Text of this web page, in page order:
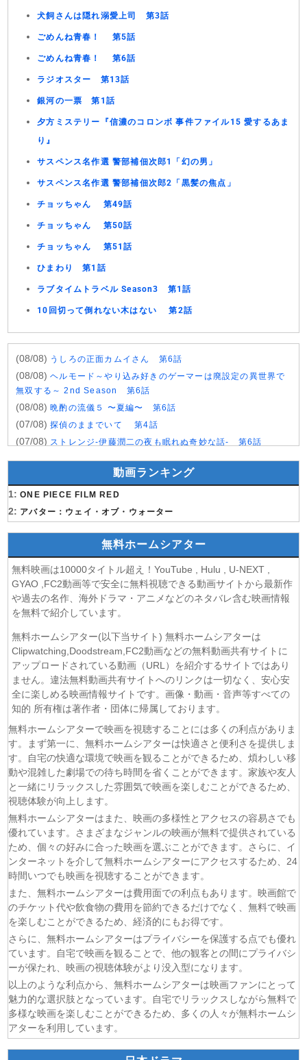
犬飼さんは隠れ溺愛上司 第3話
ごめんね青春！ 第5話
ごめんね青春！ 第6話
ラジオスター 第13話
銀河の一票 第1話
夕方ミステリー『信濃のコロンボ 事件ファイル15 愛するあま
り』
サスペンス名作選 警部補佃次郎1「幻の男」
サスペンス名作選 警部補佃次郎2「黒髪の焦点」
チョッちゃん 第49話
チョッちゃん 第50話
チョッちゃん 第51話
ひまわり 第1話
ラブタイムトラベル Season3 第1話
10回切って倒れない木はない 第2話
(08/08) うしろの正面カムイさん 第6話
(08/08)ヘルモード～やり込み好きのゲーマーは廃設定の異世界で
無双する～ 2nd Season 第6話
(08/08)晩酌の流儀５ 〜夏編〜 第6話
(07/08)探偵のままでいて 第4話
(07/08) ストレンジ-伊藤潤二の夜も眠れぬ奇妙な話- 第6話
(07/08)逃げ上手の若君 第二期 第4話
神の雫 第18話
(07/08)うちの弟どもがすみません 第6話
(07/08)これ描いて死ね 第6話
説になっていた。 第6話
(07/08)領民0人スタートの辺境領主様 第6話
(07/08)しもべの王子様 第6話
(07/08) 転生したらスライムだった件 第4期 第17話
(07/08)金曜ロードショー 動画 2026年8月7日
(07/08) リーガルビート ー逆転の法廷ー 第3話
(07/08) 乙女怪獣キャラメリゼ 第6話
(07/08)チョッちゃん 第87話
(07/08)ひまわり 第95話
(07/08)マッサン 第19話
(07/08)風、薫る 第95話
(07/08)夫婦と16歳〜狂気の隣人〜 第6話
(07/08) 今から、親友やめようか。 第7話
(07/08) 未婚詐欺 私の知らない彼の顔 第4話
(07/08)ヤニねこ 第6話
(07/08)追放された転生重騎士はゲーム知識で無双する 第6話
(06/08)一緒にごはんをたべるだけ 第6話
(06/08)夫に不倫をお願いされました 第5話
(06/08)親愛なる夫へ〜完璧な妻の嘘〜 第6話
(06/08)
師冒険録〜 第7話
動画ランキング
1: ONE PIECE FILM RED
2: アバター：ウェイ・オブ・ウォーター
無料ホームシアター
無料映画は10000タイトル超え！YouTube , Hulu , U-NEXT ,
GYAO ,FC2動画等で安全に無料視聴できる動画サイトから最新作
や過去の名作、海外ドラマ・アニメなどのネタバレ含む映画情報
を無料で紹介しています。
無料ホームシアター(以下当サイト) 無料ホームシアターは
Clipwatching,Doodstream,FC2動画などの無料動画共有サイトに
アップロードされている動画（URL）を紹介するサイトではあり
ません。違法無料動画共有サイトへのリンクは一切なく、安心安
全に楽しめる映画情報サイトです。画像・動画・音声等すべての
知的 所有権は著作者・団体に帰属しております。
無料ホームシアターで映画を視聴することには多くの利点がありま
す。まず第一に、無料ホームシアターは快適さと便利さを提供しま
す。自宅の快適な環境で映画を観ることができるため、煩わしい移
動や混雑した劇場での待ち時間を省くことができます。家族や友人
と一緒にリラックスした雰囲気で映画を楽しむことができるため、
視聴体験が向上します。
無料ホームシアターはまた、映画の多様性とアクセスの容易さでも
優れています。さまざまなジャンルの映画が無料で提供されている
ため、個々の好みに合った映画を選ぶことができます。さらに、イ
ンターネットを介して無料ホームシアターにアクセスするため、24
時間いつでも映画を視聴することができます。
また、無料ホームシアターは費用面での利点もあります。映画館で
のチケット代や飲食物の費用を節約できるだけでなく、無料で映画
を楽しむことができるため、経済的にもお得です。
さらに、無料ホームシアターはプライバシーを保護する点でも優れ
ています。自宅で映画を観ることで、他の観客との間にプライバシ
ーが保たれ、映画の視聴体験がより没入型になります。
以上のような利点から、無料ホームシアターは映画ファンにとって
魅力的な選択肢となっています。自宅でリラックスしながら無料で
多様な映画を楽しむことができるため、多くの人々が無料ホームシ
アターを利用しています。